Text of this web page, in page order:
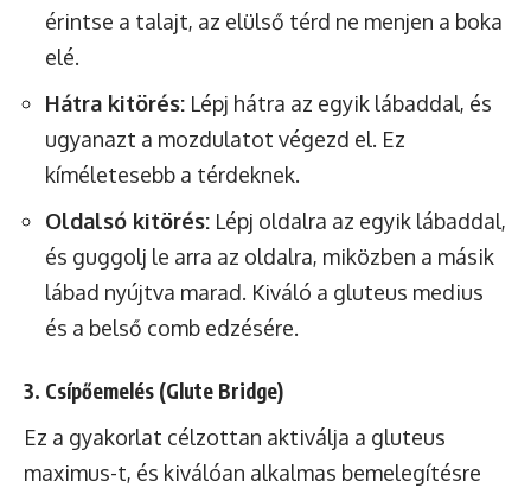
érintse a talajt, az elülső térd ne menjen a boka
elé.
Hátra kitörés: Lépj hátra az egyik lábaddal, és
ugyanazt a mozdulatot végezd el. Ez
kíméletesebb a térdeknek.
Oldalsó kitörés: Lépj oldalra az egyik lábaddal,
és guggolj le arra az oldalra, miközben a másik
lábad nyújtva marad. Kiváló a gluteus medius
és a belső comb edzésére.
3. Csípőemelés (Glute Bridge)
Ez a gyakorlat célzottan aktiválja a gluteus
maximus-t, és kiválóan alkalmas bemelegítésre